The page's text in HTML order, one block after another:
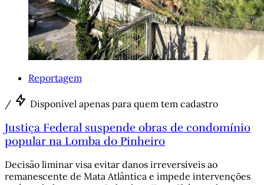
Reportagem
/ Disponível apenas para quem tem cadastro
Justiça Federal suspende obras de condomínio
popular na Lomba do Pinheiro
Decisão liminar visa evitar danos irreversíveis ao
remanescente de Mata Atlântica e impede intervenções